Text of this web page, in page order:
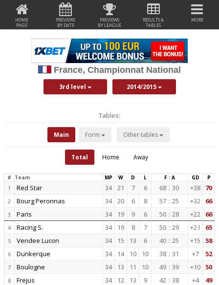
HOME
PAGE
PREVIEWS
BY DATE
PREVIEWS
BY LEAGUE
RESULTS &
TABLES
MORE
France, Championnat National
3rd level 2014/2015
Tables:
Main Form Other tables
Total Home Away
# Team MP W D L F : A GD P
1 Red Star 34 21 7 6 68 : 30 +38 70
2 Bourg Peronnas 34 20 6 8 57 : 25 +32 66
3 Paris 34 19 9 6 50 : 28 +22 66
4 Racing S. 34 19 8 7 50 : 29 +21 65
5 Vendee Lucon 34 15 13 6 40 : 25 +15 58
6 Dunkerque 34 14 10 10 38 : 31 +7 52
7 Boulogne 34 13 11 10 49 : 39 +10 50
8 Frejus 34 12 13 9 42 : 38 +4 49